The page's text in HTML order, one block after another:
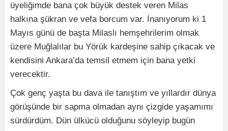
üyeliğimde bana çok büyük destek veren Milas
halkına şükran ve vefa borcum var. İnanıyorum ki 1
Mayıs günü de başta Milaslı hemşehrilerim olmak
üzere Muğlalılar bu Yörük kardeşine sahip çıkacak ve
kendisini Ankara’da temsil etmem için bana yetki
verecektir.
Çok genç yaşta bu dava ile tanıştım ve yıllardır dünya
görüşünde bir sapma olmadan aynı çizgide yaşamımı
sürdürdüm. Dün ülkücü olduğunu söyleyip bugün